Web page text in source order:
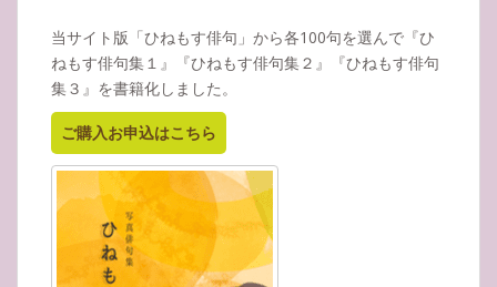
当サイト版「ひねもす俳句」から各100句を選んで『ひ
ねもす俳句集１』『ひねもす俳句集２』『ひねもす俳句
集３』を書籍化しました。
ご購入お申込はこちら